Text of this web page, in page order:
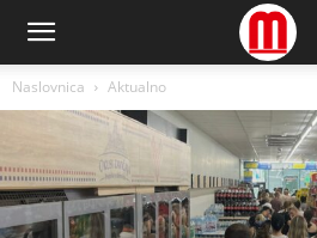
Naslovnica Aktualno